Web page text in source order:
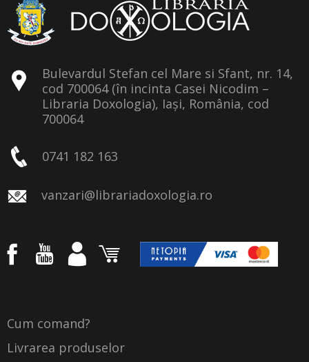
Bulevardul Stefan cel Mare si Sfant, nr. 14,
cod 700064 (în incinta Casei Nicodim –
Libraria Doxologia), Iași, România, cod
700064
0741 182 163
vanzari@librariadoxologia.ro
Cum comand?
Livrarea produselor